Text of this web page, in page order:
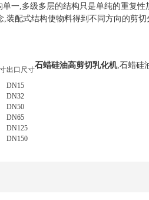
一,多级多层的结构只是单纯的重复
装配式结构使物料得到不同方向的剪
出口尺寸
DN15
DN32
DN50
DN65
DN125
DN150
石蜡硅油高剪切乳化机,石蜡硅